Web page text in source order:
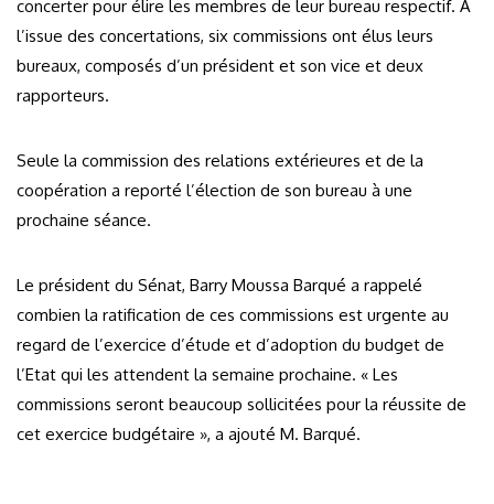
concerter pour élire les membres de leur bureau respectif. A
l’issue des concertations, six commissions ont élus leurs
bureaux, composés d’un président et son vice et deux
rapporteurs.
Seule la commission des relations extérieures et de la
coopération a reporté l’élection de son bureau à une
prochaine séance.
Le président du Sénat, Barry Moussa Barqué a rappelé
combien la ratification de ces commissions est urgente au
regard de l’exercice d’étude et d’adoption du budget de
l’Etat qui les attendent la semaine prochaine. « Les
commissions seront beaucoup sollicitées pour la réussite de
cet exercice budgétaire », a ajouté M. Barqué.